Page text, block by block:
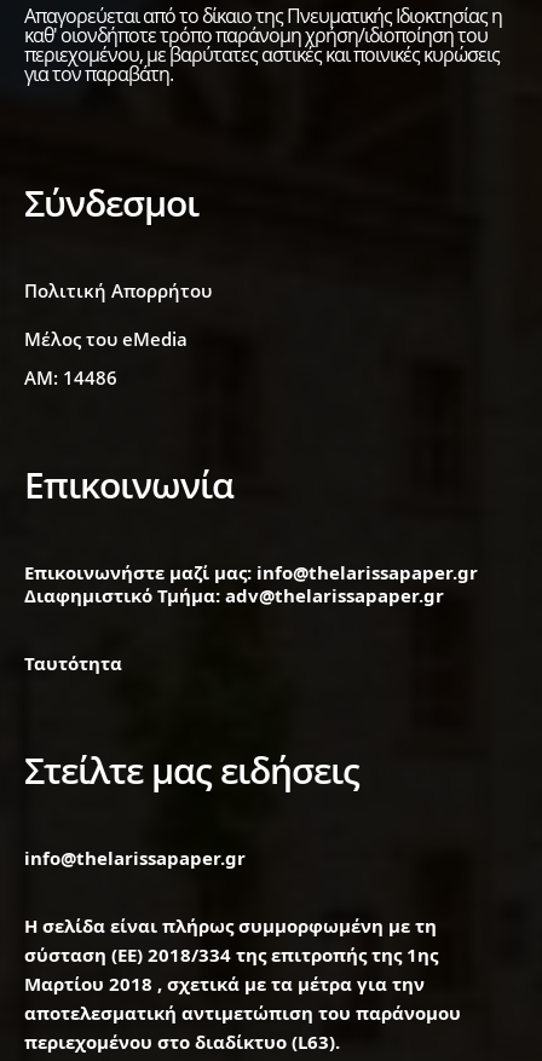
Απαγορεύεται από το δίκαιο της Πνευματικής Ιδιοκτησίας η
καθ' οιονδήποτε τρόπο παράνομη χρήση/ιδιοποίηση του
περιεχομένου, με βαρύτατες αστικές και ποινικές κυρώσεις
για τον παραβάτη.
Σύνδεσμοι
Πολιτική Απορρήτου
Μέλος του eMedia
ΑΜ: 14486
Επικοινωνία
Επικοινωνήστε μαζί μας: info@thelarissapaper.gr
Διαφημιστικό Τμήμα: adv@thelarissapaper.gr
Ταυτότητα
Στείλτε μας ειδήσεις
info@thelarissapaper.gr
Η σελίδα είναι πλήρως συμμορφωμένη με τη
σύσταση (ΕΕ) 2018/334 της επιτροπής της 1ης
Μαρτίου 2018 , σχετικά με τα μέτρα για την
αποτελεσματική αντιμετώπιση του παράνομου
περιεχομένου στο διαδίκτυο (L63).